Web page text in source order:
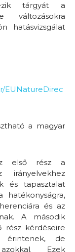
tárgyát a
változásokra
hatásvizsgálat
EUNatureDirec
a magyar
első rész a
és tapasztalat
és az
A második
rész kérdéseire
érintenek, de
Ezek